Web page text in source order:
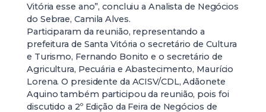
Vitória esse ano”, concluiu a Analista de Negócios
do Sebrae, Camila Alves.
Participaram da reunião, representando a
prefeitura de Santa Vitória o secretário de Cultura
e Turismo, Fernando Bonito e o secretário de
Agricultura, Pecuária e Abastecimento, Maurício
Lorena. O presidente da ACISV/CDL, Adãonete
Aquino também participou da reunião, pois foi
discutido a 2º Edição da Feira de Negócios de